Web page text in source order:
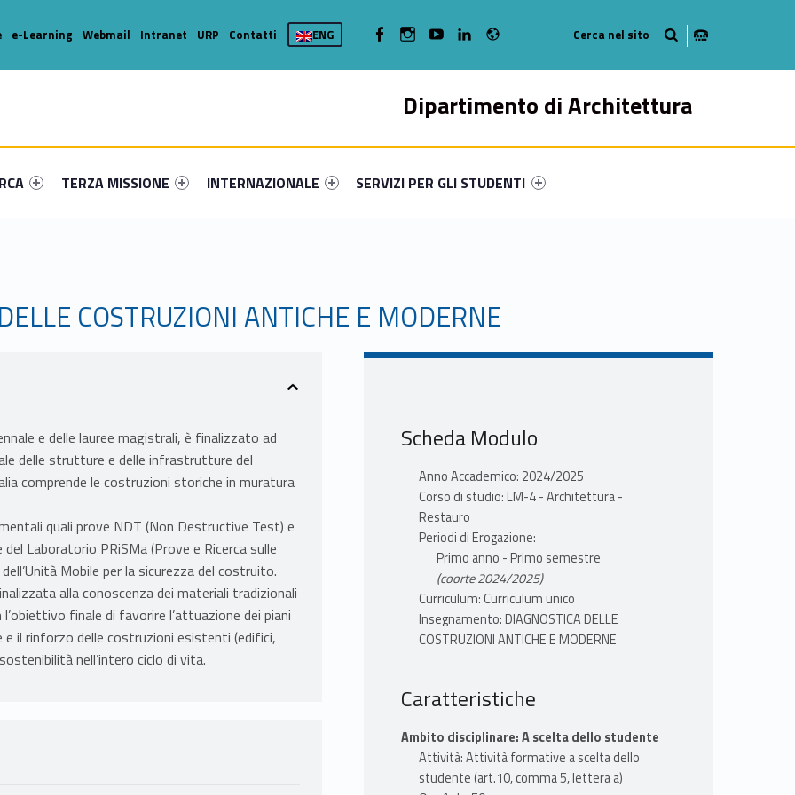
Dipartimento di Architettura
primary-58532-16
#link-menu-primary-75178-36
Link identifier #link-menu-primary-81685-46
TERZA MISSIONE
Link identifier #link-menu-primary-52748-49
INTERNAZIONALE
Link identifier #link-menu-primary-7642-57
SERVIZI PER GLI STUDENTI
e-Learning Webmail Intranet URP Contatti ENG WebMan on FacebookWebMan on Instagram
WebMan on YoutubeWebMan on Linkedin
COSTRUZIONI ANTICHE E MODERNE
e delle lauree magistrali, è finalizzato ad
delle strutture e delle infrastrutture del
comprende le costruzioni storiche in muratura
quali prove NDT (Non Destructive Test) e
Laboratorio PRiSMa (Prove e Ricerca sulle
Mobile per la sicurezza del costruito.
alla conoscenza dei materiali tradizionali
finale di favorire l’attuazione dei piani
il rinforzo delle costruzioni esistenti (edifici,
nell’intero ciclo di vita.
Scheda Modulo
Anno Accademico: 2024/2025
Corso di studio: LM-4 - Architettura -
Restauro
Periodi di Erogazione:
Primo anno - Primo semestre
(coorte 2024/2025)
Curriculum: Curriculum unico
Insegnamento: DIAGNOSTICA DELLE
COSTRUZIONI ANTICHE E MODERNE
Caratteristiche
Ambito disciplinare: A scelta dello studente
Attività: Attività formative a scelta dello
studente (art.10, comma 5, lettera a)